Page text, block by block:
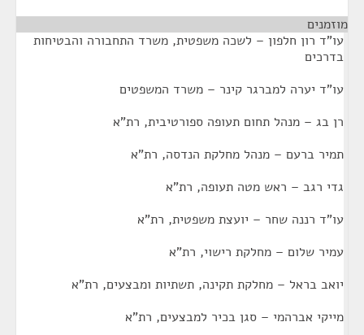
מוזמנים
עו"ד רון חלפון – לשכה משפטית, משרד התחבורה והבטיחות
בדרכים
עו"ד יערה למברגר קינר – משרד המשפטים
רן בג – מנהל תחום תעופה ספורטיבית, רת"א
תמיר ברעם – מנהל מחלקת הנדסה, רת"א
גדי רגב – ראש מטה תעופה, רת"א
עו"ד רננה שחר – יועצת משפטית, רת"א
עמיר שלום – מחלקת רישוי, רת"א
יואב בראל – מחלקת תקינה, תשתיות ומבצעים, רת"א
מייקי אברהמי – סגן בכיר למבצעים, רת"א